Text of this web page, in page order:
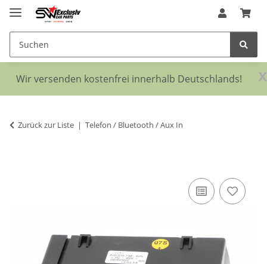
x
Wir versenden kostenfrei innerhalb Deutschlands!
Zurück zur Liste Telefon / Bluetooth / Aux In